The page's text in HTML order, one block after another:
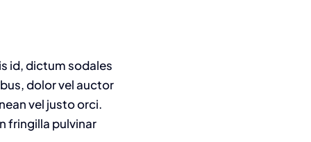
id, dictum sodales
dolor vel auctor
vel justo orci.
fringilla pulvinar